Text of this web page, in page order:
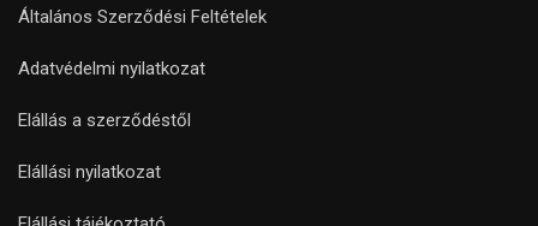
Általános Szerződési Feltételek
Adatvédelmi nyilatkozat
Elállás a szerződéstől
Elállási nyilatkozat